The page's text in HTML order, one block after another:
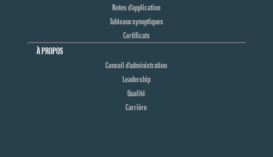
Notes d’application
Tableaux synoptiques
Certificats
À PROPOS
Conseil d’administration
Leadership
Qualité
Carrière